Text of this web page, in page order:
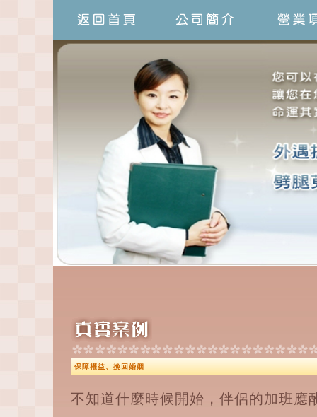
保障權益、挽回婚姻
不知道什麼時候開始，伴侶的加班應